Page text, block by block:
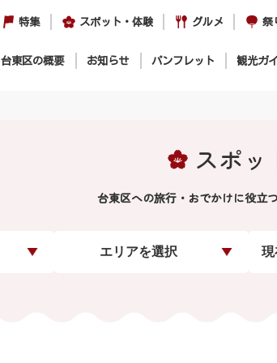
特集 スポット・体験 グルメ 祭
台東区の概要 お知らせ パンフレット 観光ガ
スポッ
台東区への旅行・おでかけに役立
エリアを選択 現